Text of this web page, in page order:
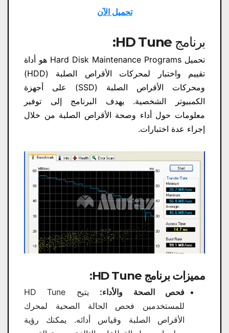
تحميل الآن
برنامج HD Tune:
تحميل Hard Disk Maintenance Programs هو أداة
تقييم واختبار لمحركات الأقراص الصلبة (HDD)
ومحركات الأقراص الصلبة (SSD) على أجهزة
الكمبيوتر الشخصية. يهدف البرنامج إلى توفير
معلومات حول أداء وصحة الأقراص الصلبة من خلال
إجراء عدة اختبارات.
مميزات برنامج HD Tune:
فحص الصحة والأداء:
يتيح HD Tune
للمستخدمين فحص الحالة الصحية لمحرك
الأقراص الصلبة وقياس أدائه. يمكنك رؤية